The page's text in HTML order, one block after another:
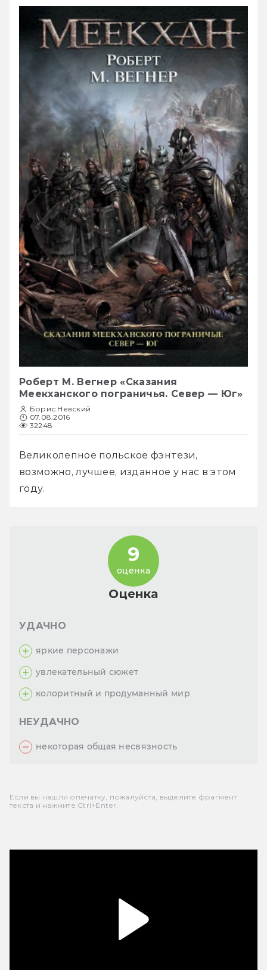
Роберт М. Вегнер «Сказания
Меекханского пограничья. Север — Юг»
Борис Невский
07.08.2016
32248
Великолепное польское фэнтези,
возможно, лучшее, изданное у нас в этом
году.
Оценка
9
оценка
УДАЧНО
яркие персонажи
увлекательный сюжет
колоритный и продуманный мир
НЕУДАЧНО
некоторая общая несвязность
Если вы нашли опечатку, пожалуйста, выделите фрагмент
текста и нажмите Ctrl+Enter.